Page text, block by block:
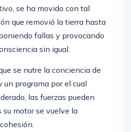
se ha movido con tal
que removió la tierra hasta
fallas y provocando
sin igual.
se nutre la conciencia de
un programa por el cual
las fuerzas pueden
su motor se vuelve la